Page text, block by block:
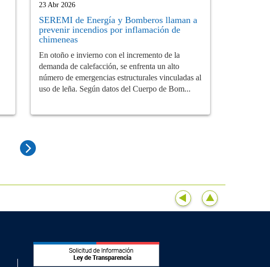
23 Abr 2026
SEREMI de Energía y Bomberos llaman a
prevenir incendios por inflamación de
chimeneas
En otoño e invierno con el incremento de la
demanda de calefacción, se enfrenta un alto
número de emergencias estructurales vinculadas al
uso de leña. Según datos del Cuerpo de Bom...